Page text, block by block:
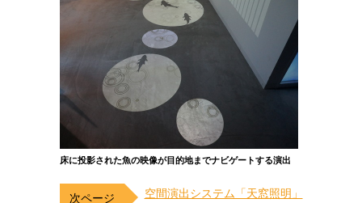
床に投影された魚の映像が目的地までナビゲートする演出
空間演出システム「天窓照明」